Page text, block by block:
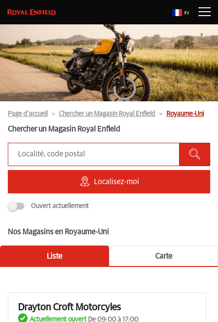
Fr
Page d’accueil Chercher un Magasin Royal Enfield Royaume-Uni
Chercher un Magasin Royal Enfield
Localisez-moi
Ouvert actuellement
Nos Magasins en Royaume-Uni
Liste Carte
Drayton Croft Motorcyles
Actuellement ouvert De 09:00 à 17:00